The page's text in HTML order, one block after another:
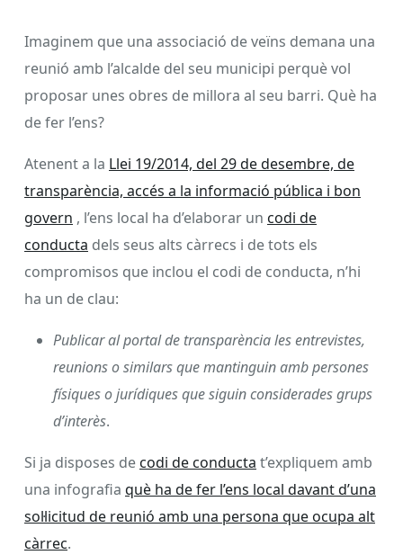
Imaginem que una associació de veïns demana una
reunió amb l’alcalde del seu municipi perquè vol
proposar unes obres de millora al seu barri. Què ha
de fer l’ens?
Atenent a la Llei 19/2014, del 29 de desembre, de
transparència, accés a la informació pública i bon
govern , l’ens local ha d’elaborar un codi de
conducta dels seus alts càrrecs i de tots els
compromisos que inclou el codi de conducta, n’hi
ha un de clau:
Publicar al portal de transparència les entrevistes,
reunions o similars que mantinguin amb persones
físiques o jurídiques que siguin considerades grups
d’interès.
Si ja disposes decodi de conducta t’expliquem amb
una infografia què ha de fer l’ens local davant d’una
sol·licitud de reunió amb una persona que ocupa alt
càrrec.